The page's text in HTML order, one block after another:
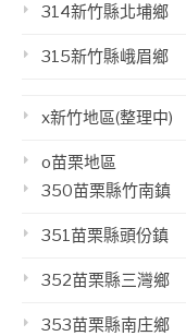
314新竹縣北埔鄉
315新竹縣峨眉鄉
x新竹地區(整理中)
o苗栗地區
350苗栗縣竹南鎮
351苗栗縣頭份鎮
352苗栗縣三灣鄉
353苗栗縣南庄鄉